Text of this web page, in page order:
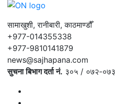
सामाखुशी, रानीबारी, काठमाण्डौँ
+977-014355338
+977-9810141879
news@sajhapana.com
सुचना बिभाग दर्ता नं. ३०५ / ०७२-०७३